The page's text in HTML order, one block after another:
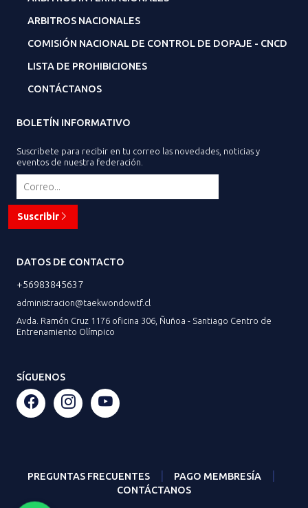
ARBITROS NACIONALES
COMISIÓN NACIONAL DE CONTROL DE DOPAJE - CNCD
LISTA DE PROHIBICIONES
CONTÁCTANOS
BOLETÍN INFORMATIVO
Suscribete para recibir en tu correo las novedades, noticias y
eventos de nuestra federación.
Suscribir
DATOS DE CONTACTO
+56983845637
administracion@taekwondowtf.cl
Avda. Ramón Cruz 1176 oficina 306, Ñuñoa - Santiago Centro de
Entrenamiento Olímpico
SÍGUENOS
PREGUNTAS FRECUENTES PAGO MEMBRESÍA
CONTÁCTANOS